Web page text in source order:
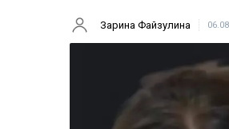
Зарина Файзулина